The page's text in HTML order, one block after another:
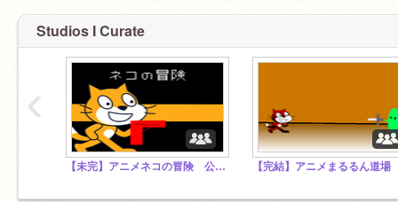
Studios I Curate
【未完】アニメネコの冒険 公式スタジオ
‹